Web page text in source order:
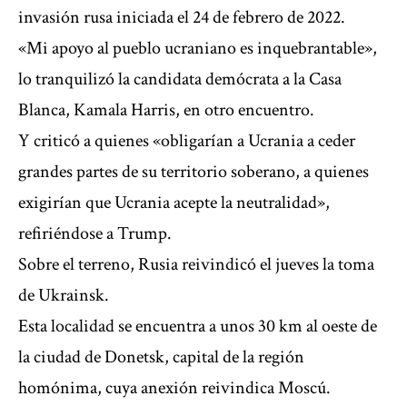
invasión rusa iniciada el 24 de febrero de 2022.
«Mi apoyo al pueblo ucraniano es inquebrantable»,
lo tranquilizó la candidata demócrata a la Casa
Blanca, Kamala Harris, en otro encuentro.
Y criticó a quienes «obligarían a Ucrania a ceder
grandes partes de su territorio soberano, a quienes
exigirían que Ucrania acepte la neutralidad»,
refiriéndose a Trump.
Sobre el terreno, Rusia reivindicó el jueves la toma
de Ukrainsk.
Esta localidad se encuentra a unos 30 km al oeste de
la ciudad de Donetsk, capital de la región
homónima, cuya anexión reivindica Moscú.